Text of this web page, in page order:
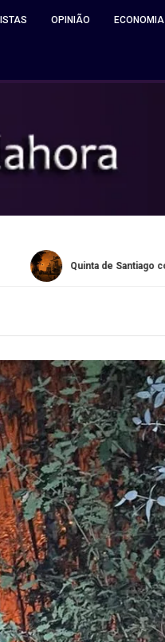
OPINIÃO ECONOMIA
Santiago convida a ver o eclipse